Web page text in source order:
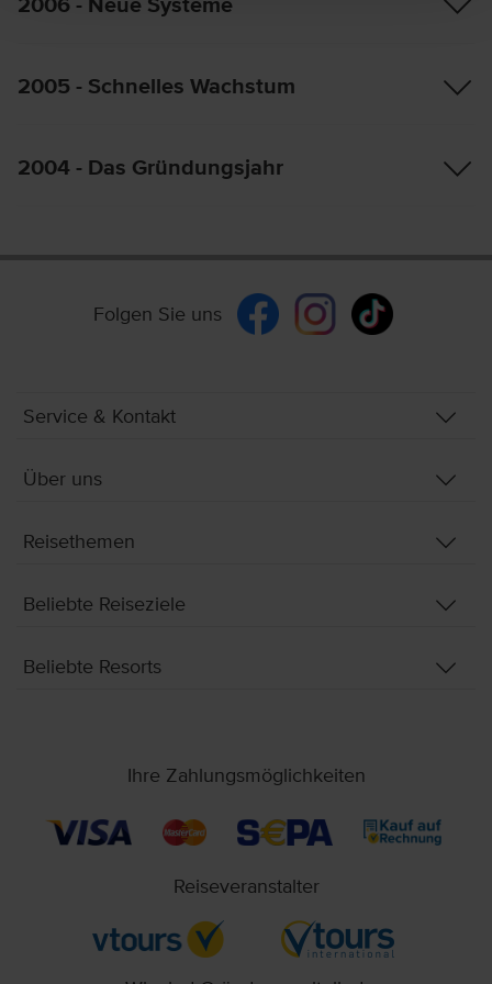
2006 - Neue Systeme
2005 - Schnelles Wachstum
2004 - Das Gründungsjahr
Folgen Sie uns
Service & Kontakt
Über uns
Reisethemen
Beliebte Reiseziele
Beliebte Resorts
Ihre Zahlungsmöglichkeiten
Reiseveranstalter